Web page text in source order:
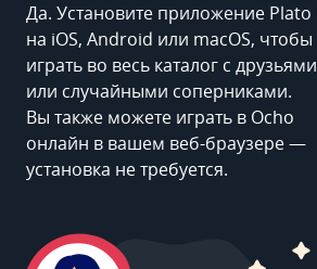
Да. Установите приложение Plato
на iOS, Android или macOS, чтобы
играть во весь каталог с друзьями
или случайными соперниками.
Вы также можете играть в Ocho
онлайн в вашем веб-браузере —
установка не требуется.